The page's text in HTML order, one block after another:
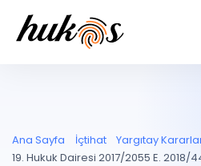
Entegrasyonu
UYAP ile otomatik
Blog
Ana Sayfa İçtihat
Yargıtay
19. Hukuk Dairesi 2017/2055 E. 2018/